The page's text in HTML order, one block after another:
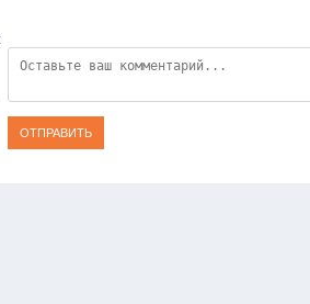
ОТПРАВИТЬ